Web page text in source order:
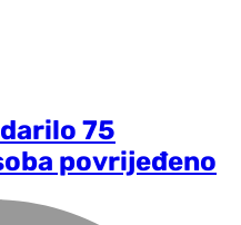
75
povrijeđeno